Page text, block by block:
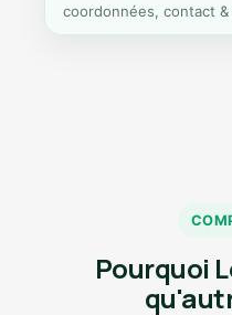
coordonnées, contact
Pourquoi